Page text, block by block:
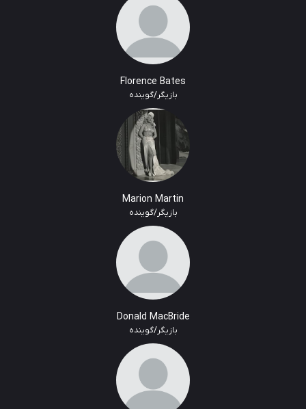
Florence Bates
بازیگر/گوینده
Marion Martin
بازیگر/گوینده
Donald MacBride
بازیگر/گوینده